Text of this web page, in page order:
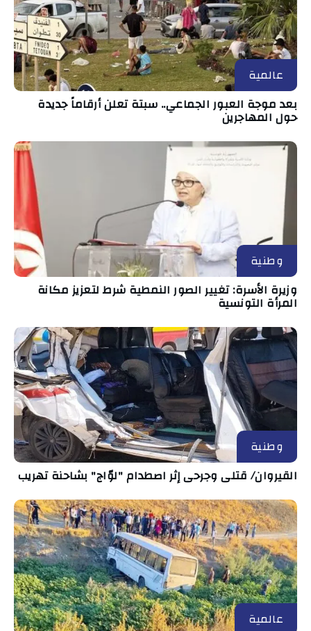
عالمية
بعد موجة العبور الجماعي.. سبتة تعلن أرقاماً جديدة
حول المهاجرين
وطنية
وزيرة الأسرة: تغيير الصور النمطية شرط لتعزيز مكانة
المرأة التونسية
وطنية
القيروان/ قتلى وجرحى إثر اصطدام "لوّاج" بشاحنة تهريب
عالمية